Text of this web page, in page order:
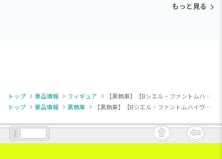
もっと見る
トップ 景品情報 フィギュア
【黒執事】【Bシエル・ファントムハイヴ】アニメ「黒執事 -寄宿学校編-」 おひるねこ ミニフィギュア（EX）
トップ
景品情報 黒執事 【黒執事】【Bシエル・ファントムハイヴ】アニメ「黒執事 -寄宿学校編-」 おひるねこ ミニフィギュア（EX）